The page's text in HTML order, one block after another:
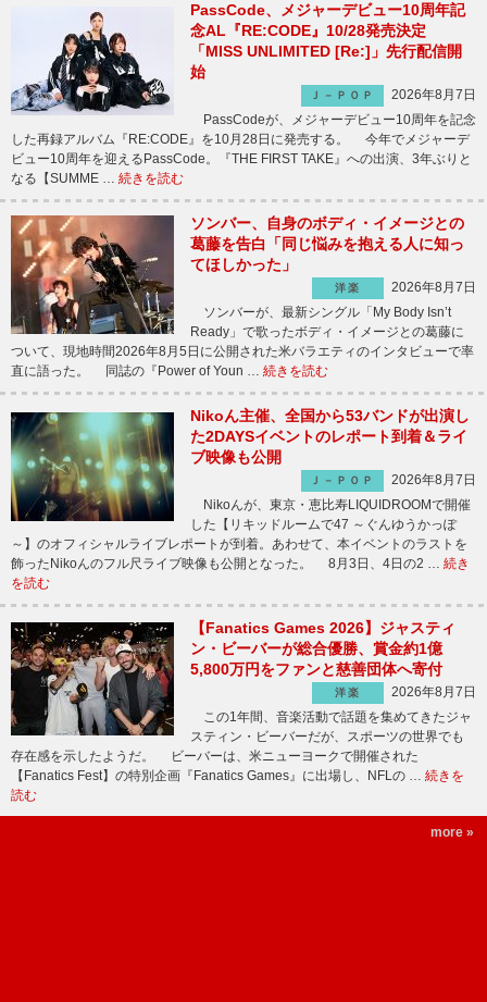
PassCode、メジャーデビュー10周年記
念AL『RE:CODE』10/28発売決定
「MISS UNLIMITED [Re:]」先行配信開
始
Ｊ－ＰＯＰ
2026年8月7日
PassCodeが、メジャーデビュー10周年を記念
した再録アルバム『RE:CODE』を10月28日に発売する。 今年でメジャーデ
ビュー10周年を迎えるPassCode。『THE FIRST TAKE』への出演、3年ぶりと
なる【SUMME … 続きを読む
ソンバー、自身のボディ・イメージとの
葛藤を告白「同じ悩みを抱える人に知っ
てほしかった」
洋楽
2026年8月7日
ソンバーが、最新シングル「My Body Isn’t
Ready」で歌ったボディ・イメージとの葛藤に
ついて、現地時間2026年8月5日に公開された米バラエティのインタビューで率
直に語った。 同誌の『Power of Youn … 続きを読む
Nikoん主催、全国から53バンドが出演し
た2DAYSイベントのレポート到着＆ライ
ブ映像も公開
Ｊ－ＰＯＰ
2026年8月7日
Nikoんが、東京・恵比寿LIQUIDROOMで開催
した【リキッドルームで47 ～ぐんゆうかっぽ
～】のオフィシャルライブレポートが到着。あわせて、本イベントのラストを
飾ったNikoんのフル尺ライブ映像も公開となった。 8月3日、4日の2 … 続き
を読む
【Fanatics Games 2026】ジャスティ
ン・ビーバーが総合優勝、賞金約1億
5,800万円をファンと慈善団体へ寄付
洋楽
2026年8月7日
この1年間、音楽活動で話題を集めてきたジャ
スティン・ビーバーだが、スポーツの世界でも
存在感を示したようだ。 ビーバーは、米ニューヨークで開催された
【Fanatics Fest】の特別企画『Fanatics Games』に出場し、NFLの … 続きを
読む
more »